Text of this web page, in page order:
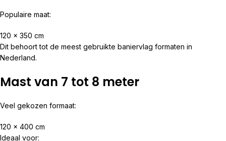
Populaire maat:
120 x 350 cm
Dit behoort tot de meest gebruikte baniervlag formaten in
Nederland.
Mast van 7 tot 8 meter
Veel gekozen formaat:
120 x 400 cm
Ideaal voor: